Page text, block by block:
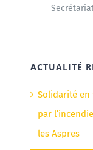
ACTUALITÉ
Solidarité en
par
les Aspres